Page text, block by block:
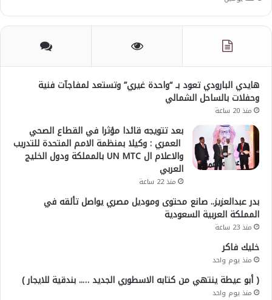
هايدي البارودي تعود بـ “واحدة غيري” وتستعد لمفاجآت فنية
وحفلات بالساحل الشمالي
منذ 20 ساعة
بعد تتويجه قائدا مؤثرا في القطاع الصحي
العمري : وكيلا بمنظمة الامم المتحدة للتدريب
والاعلام ال UN MTC بالمملكة ودول الخليج
العربي
منذ 22 ساعة
بدر عبدالعزيز.. صانع محتوى وموديل مصري يواصل تألقه في
المملكة العربية السعودية
منذ 23 ساعة
خليك فاكر
منذ يوم واحد
( أبو عيطة ينتهي من كتابه الاسطوري الجديد ….. بندقية للايجار )
منذ يوم واحد